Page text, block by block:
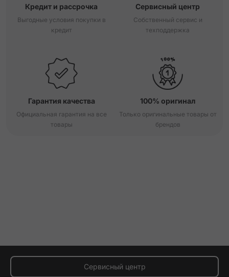
Кредит и рассрочка
Выгодные условия покупки в
кредит
Сервисный центр
Собственный сервис и
техподдержка
Гарантия качества
Официальная гарантия на все
товары
100% оригинал
Только оригинальные товары от
брендов
Сервисный центр